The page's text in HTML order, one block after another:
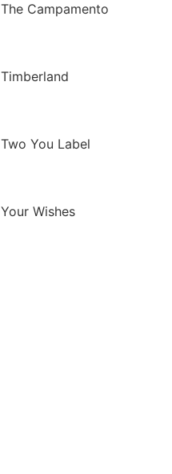
The Campamento
Timberland
Two You Label
Your Wishes